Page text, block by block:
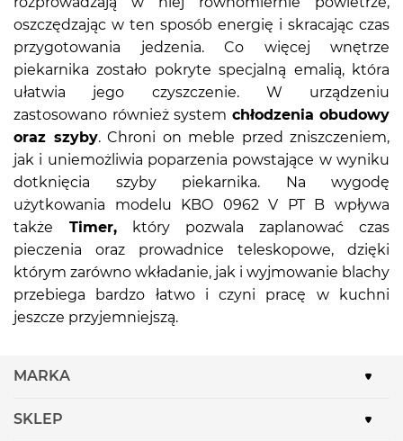
oszczędzając w ten sposób energię i skracając czas
przygotowania jedzenia. Co więcej wnętrze
piekarnika zostało pokryte specjalną emalią, która
ułatwia jego czyszczenie. W urządzeniu
zastosowano również system chłodzenia obudowy
oraz szyby. Chroni on meble przed zniszczeniem,
jak i uniemożliwia poparzenia powstające w wyniku
dotknięcia szyby piekarnika. Na wygodę
użytkowania modelu KBO 0962 V PT B wpływa
także Timer, który pozwala zaplanować czas
pieczenia oraz prowadnice teleskopowe, dzięki
którym zarówno wkładanie, jak i wyjmowanie blachy
przebiega bardzo łatwo i czyni pracę w kuchni
jeszcze przyjemniejszą.
MARKA
SKLEP